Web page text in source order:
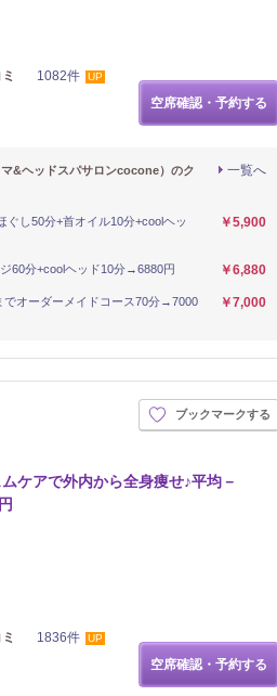
1082件 UP
空席確認・予約する
一覧へ
&ヘッドスパサロンcocone）のク
し50分+首オイル10分+coolヘッ
￥5,900
60分+coolヘッド10分→6880円 ￥6,880
でオーダーメイドコース70分→7000
￥7,000
ブックマークする
ケアで外内から全身痩せ♪平均－
1836件 UP
空席確認・予約する